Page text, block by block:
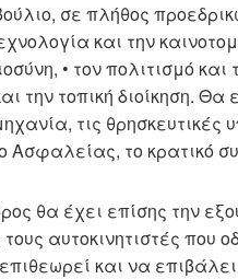
σε πλήθος
και την
• τον πολιτισμό και
την τοπική διοίκηση. Θα
τις θρησκευτικές
Ασφαλείας, το κρατικό
θα έχει επίσης την
αυτοκινητιστές που
και να επιβάλει